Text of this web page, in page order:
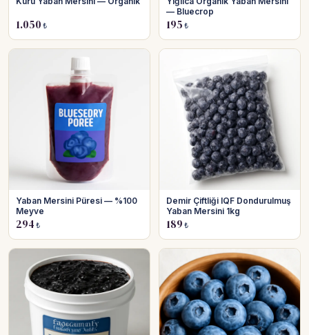
1.050 ₺
— Bluecrop
195 ₺
Yaban Mersini Püresi — %100
Meyve
294 ₺
Demir Çiftliği IQF Dondurulmuş
Yaban Mersini 1kg
189 ₺